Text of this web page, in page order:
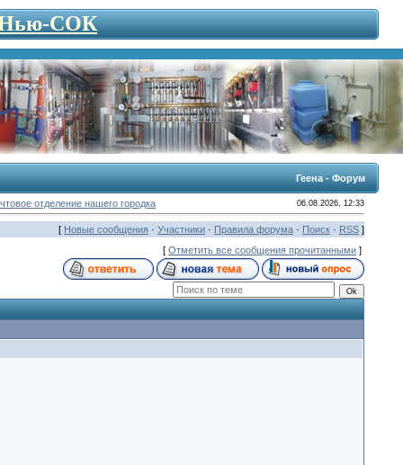
Нью-СОК
Геена - Форум
отделение нашего городка 06.08.2026, 12:33
[ Новые сообщения· Участники· Правила форума· Поиск· RSS]
[ Отметить все сообщения прочитанными]